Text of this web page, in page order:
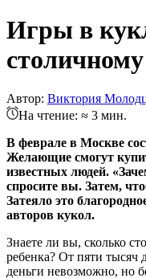
Игры в
столичному
Автор: Виктория
На чтение: ≈ 3 мин.
В феврале в Москве
Желающие смогут
известных людей.
спросите вы. Затем,
Затеяло это
авторов кукол.
Знаете ли вы, сколько
ребенка? От пяти тысяч
деньги невозможно, но